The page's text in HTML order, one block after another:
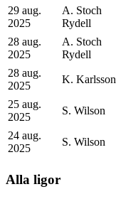
29 aug.
2025
A. Stoch
Rydell
28 aug.
2025
A. Stoch
Rydell
28 aug.
2025
K. Karlsson
25 aug.
2025
S. Wilson
24 aug.
2025
S. Wilson
Alla ligor